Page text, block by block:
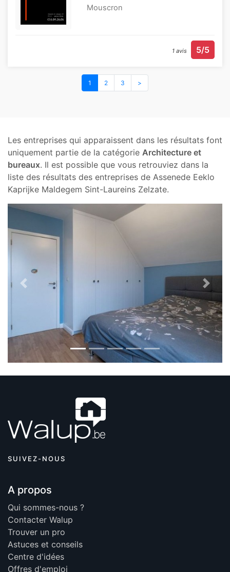
Mouscron
1 avis 5/5
1 2 3 >
Les entreprises qui apparaissent dans les résultats font
uniquement partie de la catégorie Architecture et
bureaux. Il est possible que vous retrouviez dans la
liste des résultats des entreprises de Assenede Eeklo
Kaprijke Maldegem Sint-Laureins Zelzate.
Previous Next
SUIVEZ-NOUS
A propos
Qui sommes-nous ?
Contacter Walup
Trouver un pro
Astuces et conseils
Centre d'idées
Offres d'emploi